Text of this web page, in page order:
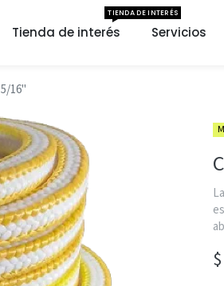
Tienda de interés
TIENDA DE INTERÉS
Servicios
16"
$